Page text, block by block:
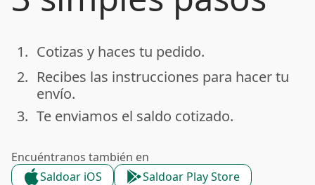
done
1. Cotizas y haces tu pedido.
done
2. Recibes las instrucciones para hacer tu
envío.
done
3. Te enviamos el saldo cotizado.
Encuéntranos también en
Saldoar iOS
Saldoar Play Store